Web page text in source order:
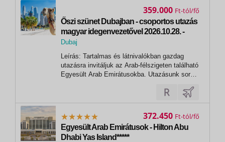
Őszi szünet Dubajban - csoportos utazás
magyar idegenvezetővel 2026.10.28. -
11.02.
Dubaj
Leírás: Tartalmas és látnivalókban gazdag
utazásra invitáljuk az Arab-félszigeten található
Egyesült Arab Emirátusokba. Utazásunk során
jelenéből, felkeressük Dubaj nevezetességeit,
kinézünk a világ legmagasabb épületének 124.
359.000 Ft
Egyesült Arab Emirátusok - Hilton Abu
Dhabi Yas Island*****
372.450 Ft